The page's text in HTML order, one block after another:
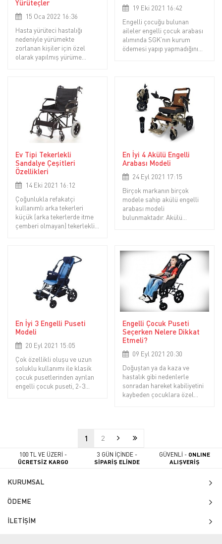
Yürüteçler
15 Oca 2022 16:36
Hasta yürüteci hastalığı
nedeniyle yürümekte
zorlanan kişiler için özel
olarak yapılmış yürüme
diye adlandırılan bu cihazlar,
halk arasında volker ya da
volkır diye adlandırılır. Hasta,
yaşlı ve eng
19 Eki 2021 16:42
Engelli çocuğu bulunan
aileler engelli çocuk arabası
alımında SGK’nın kurum
ödemesi yapıp yapmadığını
detaylarına gelecek olursak…
Ev Tipi Tekerlekli
Sandalye Çeşitleri
Özellikleri
14 Eki 2021 16:12
Çoğunlukla refakatçi
kullanımlı arka tekerleri
küçük (arka tekerlerde itme
çemberi olmayan) tekerlekli
En İyi 4 Akülü Engelli
Arabası Modeli
24 Eyl 2021 17:15
Birçok markanın birçok
modele sahip akülü engelli
arabası modeli
bulunmaktadır. Akülü
sahibi olmak isteyen engelli
yurttaşlarımız için kullanım
alanı en geniş, birçok ihti
En İyi 3 Engelli Puseti
Modeli
20 Eyl 2021 15:05
Çok özellikli oluşu ve uzun
soluklu kullanımı ile klasik
çocuk pusetlerinden ayrılan
engelli çocuk puseti, 2-3
Engelli Çocuk Puseti
Seçerken Nelere Dikkat
Etmeli?
09 Eyl 2021 20:30
Doğuştan ya da kaza ve
hastalık gibi nedenlerle
sonradan hareket kabiliyetini
kaybeden çocuklara özel
1 2
100 TL VE ÜZERİ -
ÜCRETSİZ KARGO
3 GÜN İÇİNDE -
SİPARİŞ ELİNDE
GÜVENLİ - ONLINE
ALIŞVERİŞ
KURUMSAL
ÖDEME
İLETİŞİM